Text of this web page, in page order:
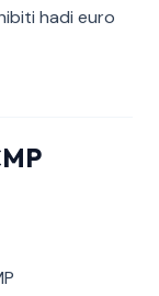
hadi euro